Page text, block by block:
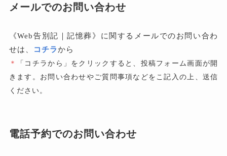
メールでのお問い合わせ
《Web告別記｜記憶葬》に関するメールでのお問い合わ
せは、
コチラから
＊
「コチラから」をクリックすると、投稿フォーム画面が開
きます。お問い合わせやご質問事項などをこ記入の上、送信
ください。
電話予約でのお問い合わせ